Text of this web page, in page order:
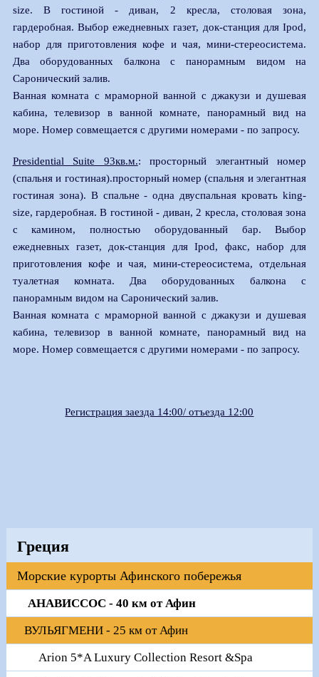
size. В гостиной - диван, 2 кресла, столовая зона,
гардеробная. Выбор ежедневных газет, док-станция для Ipod,
набор для приготовления кофе и чая, мини-стереосистема.
Два оборудованных балкона с панорамным видом на
Саронический залив.
Ванная комната с мраморной ванной с джакузи и душевая
кабина, телевизор в ванной комнате, панорамный вид на
море. Номер совмещается с другими номерами - по запросу.
Presidential Suite 93кв.м.: просторный элегантный номер
(спальня и гостиная).просторный номер (спальня и элегантная
гостиная зона). В спальне - одна двуспальная кровать king-
size, гардеробная. В гостиной - диван, 2 кресла, столовая зона
с камином, полностью оборудованный бар. Выбор
ежедневных газет, док-станция для Ipod, факс, набор для
приготовления кофе и чая, мини-стереосистема, отдельная
туалетная комната. Два оборудованных балкона с
панорамным видом на Саронический залив.
Ванная комната с мраморной ванной с джакузи и душевая
кабина, телевизор в ванной комнате, панорамный вид на
море. Номер совмещается с другими номерами - по запросу.
Регистрация заезда 14:00/ отъезда 12:00
Греция
Морские курорты Афинского побережья
АНАВИССОС - 40 км от Афин
ВУЛЬЯГМЕНИ - 25 км от Афин
Arion 5*A Luxury Collection Resort &Spa